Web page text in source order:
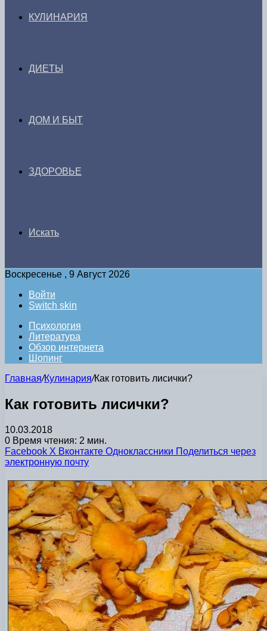
КУЛИНАРИЯ
ДИЕТЫ
ДОМ И БЫТ
ЗДОРОВЬЕ
Искать
Воскресенье , 9 Август 2026
Войти
Switch skin
Психология
Литература
Обзор интернета
Шопинг
Главная/Кулинария/Как готовить лисички?
Как готовить лисички?
10.03.2018
0 Время чтения: 2 мин.
Facebook X Вконтакте Одноклассники Поделиться через
электронную почту